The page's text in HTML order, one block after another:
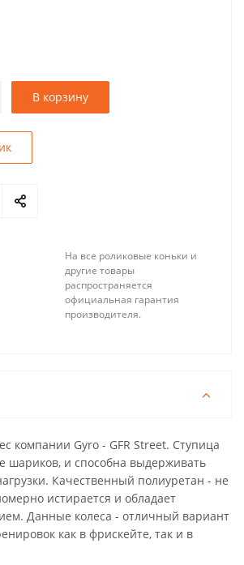
В корзину
На все роликовые коньки и
другие товары
распространяется
официальная гарантия
производителя.
компании Gyro - GFR Street. Ступица
шариков, и способна выдерживать
Качественный полиуретан - не
истирается и обладает
Данные колеса - отличный вариант
как в фрискейте, так и в